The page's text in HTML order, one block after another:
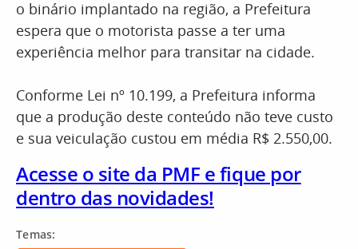
o binário implantado na região, a Prefeitura
espera que o motorista passe a ter uma
experiência melhor para transitar na cidade.
Conforme Lei nº 10.199, a Prefeitura informa
que a produção deste conteúdo não teve custo
e sua veiculação custou em média R$ 2.550,00.
Acesse o site da PMF e fique por
dentro das novidades!
Temas: